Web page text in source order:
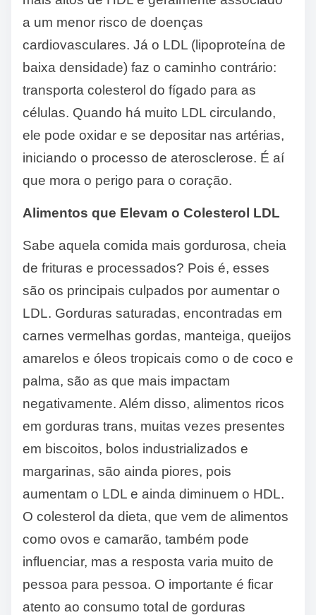
a um menor risco de doenças
cardiovasculares. Já o LDL (lipoproteína de
baixa densidade) faz o caminho contrário:
transporta colesterol do fígado para as
células. Quando há muito LDL circulando,
ele pode oxidar e se depositar nas artérias,
iniciando o processo de aterosclerose. É aí
que mora o perigo para o coração.
Alimentos que Elevam o Colesterol LDL
Sabe aquela comida mais gordurosa, cheia
de frituras e processados? Pois é, esses
são os principais culpados por aumentar o
LDL. Gorduras saturadas, encontradas em
carnes vermelhas gordas, manteiga, queijos
amarelos e óleos tropicais como o de coco e
palma, são as que mais impactam
negativamente. Além disso, alimentos ricos
em gorduras trans, muitas vezes presentes
em biscoitos, bolos industrializados e
margarinas, são ainda piores, pois
aumentam o LDL e ainda diminuem o HDL.
O colesterol da dieta, que vem de alimentos
como ovos e camarão, também pode
influenciar, mas a resposta varia muito de
pessoa para pessoa. O importante é ficar
atento ao consumo total de gorduras